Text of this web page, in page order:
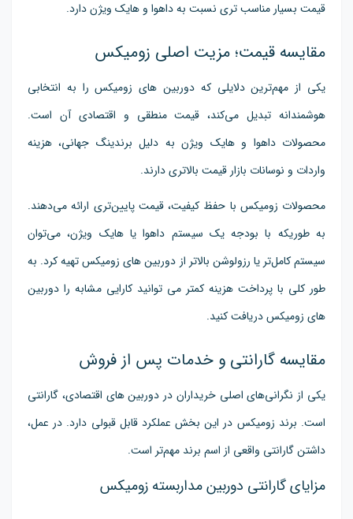
قیمت بسیار مناسب تری نسبت به داهوا و هایک ویژن دارد.
مقایسه قیمت؛ مزیت اصلی زومیکس
یکی از مهم‌ترین دلایلی که دوربین های زومیکس را به انتخابی
هوشمندانه تبدیل می‌کند، قیمت منطقی و اقتصادی آن است.
محصولات داهوا و هایک ویژن به دلیل برندینگ جهانی، هزینه
واردات و نوسانات بازار قیمت بالاتری دارند.
محصولات زومیکس با حفظ کیفیت، قیمت پایین‌تری ارائه می‌دهند.
به طوریکه با بودجه یک سیستم داهوا یا هایک ویژن، می‌توان
سیستم کامل‌تر یا رزولوشن بالاتر از دوربین های زومیکس تهیه کرد. به
طور کلی با پرداخت هزینه کمتر می توانید کارایی مشابه را دوربین
های زومیکس دریافت کنید.
مقایسه گارانتی و خدمات پس از فروش
یکی از نگرانی‌های اصلی خریداران در دوربین های اقتصادی، گارانتی
است. برند زومیکس در این بخش عملکرد قابل قبولی دارد. در عمل،
داشتن گارانتی واقعی از اسم برند مهم‌تر است.
مزایای گارانتی دوربین مداربسته زومیکس